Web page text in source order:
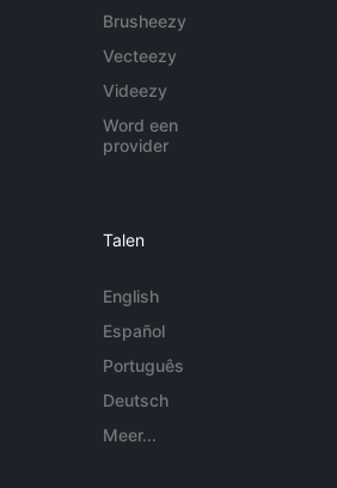
Brusheezy
Vecteezy
Videezy
Word een
provider
Talen
English
Español
Português
Deutsch
Meer...